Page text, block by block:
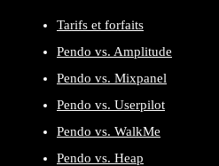
Tarifs et forfaits
Pendo vs. Amplitude
Pendo vs. Mixpanel
Pendo vs. Userpilot
Pendo vs. WalkMe
Pendo vs. Heap